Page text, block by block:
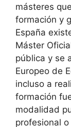
másteres
formación y
España
Máster
pública y se
Europeo de
incluso a
formación
modalidad
profesional